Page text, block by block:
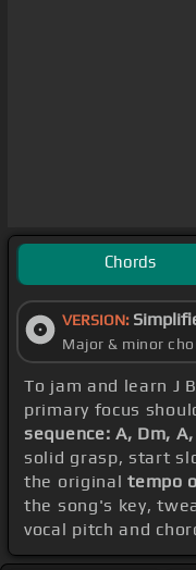
Chords
VERSION:
Major & minor
To jam and learn J
primary focus
sequence: A, Dm,
solid grasp, start
the originaltempo
the song's key,
vocal pitch and